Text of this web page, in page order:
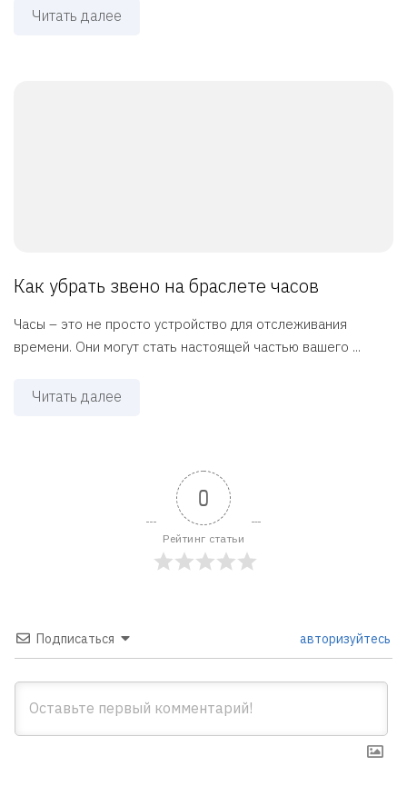
Читать далее
Как убрать звено на браслете часов
Часы – это не просто устройство для отслеживания
времени. Они могут стать настоящей частью вашего ...
Читать далее
0
Рейтинг статьи
Подписаться авторизуйтесь